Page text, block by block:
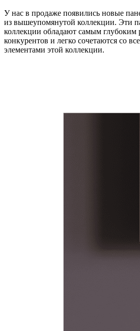
У нас в продаже появились новые
из вышеупомянутой коллекции. Эти
коллекции обладают самым глубоким
конкурентов и легко сочетаются со
элементами этой коллекции.